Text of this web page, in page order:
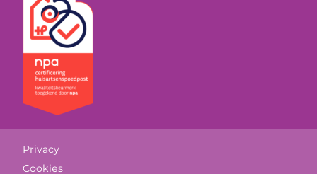
Privacy
Cookies